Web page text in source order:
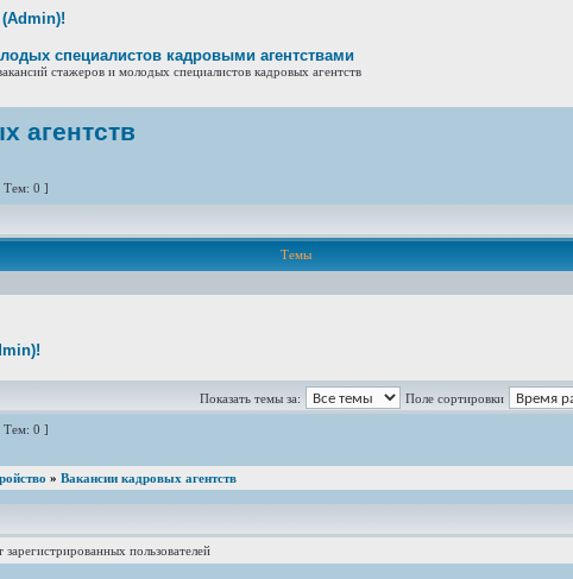
специалистов кадровыми агентствами
стажеров и молодых специалистов кадровых агентств
агентств
Тем: 0 ]
Темы
Показать темы за: Поле сортировки
Тем: 0 ]
» Вакансии кадровых агентств
пользователей